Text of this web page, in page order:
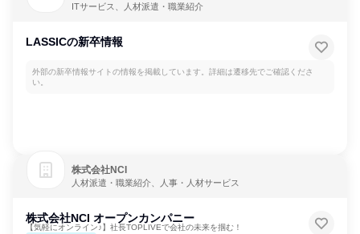
ITサービス、人材派遣・職業紹介
LASSICの新卒情報
外部の新卒情報サイトの情報を掲載しています。詳細は遷移先でご確認くださ
い。
株式会社NCI
人材派遣・職業紹介、人事・人材サービス
株式会社NCI オープンカンパニー
【気軽にオンライン♪】社長TOPLIVEで会社の未来を掴む！